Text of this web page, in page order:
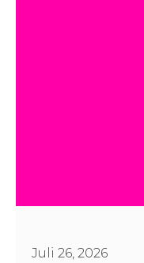
Juli 26, 2026